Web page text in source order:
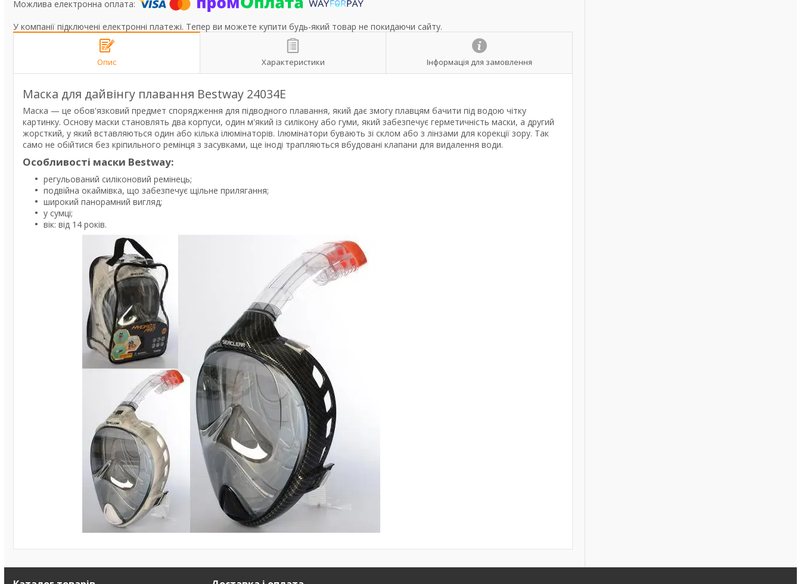
У компанії підключені електронні платежі. Тепер ви можете купити будь-який товар не покидаючи сайту.
Опис Характеристики Інформація для замовлення
Маска для дайвінгу плавання Bestway 24034E
Маска — це обов'язковий предмет спорядження для підводного плавання, який дає змогу плавцям бачити під водою чітку
картинку. Основу маски становлять два корпуси, один м'який із силікону або гуми, який забезпечує герметичність маски, а другий
жорсткий, у який вставляються один або кілька ілюмінаторів. Ілюмінатори бувають зі склом або з лінзами для корекції зору. Так
само не обійтися без кріпильного ремінця з засувками, ще іноді трапляються вбудовані клапани для видалення води.
Особливості маски Bestway:
регульований силіконовий ремінець;
подвійна окаймівка, що забезпечує щільне прилягання;
широкий панорамний вигляд;
у сумці;
вік: від 14 років.